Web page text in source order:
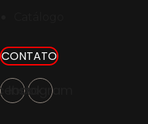
CONTATO
Instagram